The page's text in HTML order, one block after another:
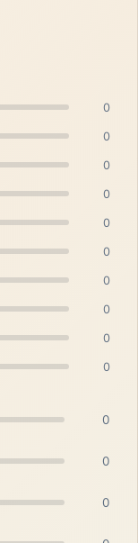
0
0
0
0
0
0
0
0
0
0
0
0
0